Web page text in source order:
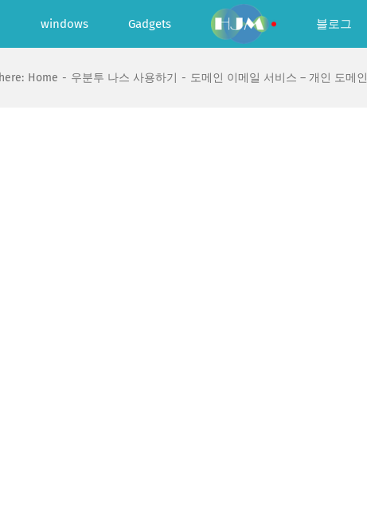
windows Gadgets 블로그
Home 우분투 나스 사용하기 도메인 이메일 서비스 – 개인 도메